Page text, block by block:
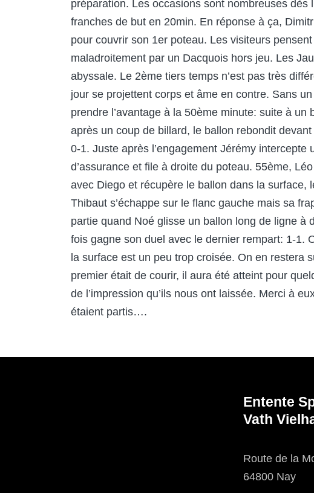
préparation. Les occasions sont nombreuses dès
franches de but en 20min. En réponse à ça,
pour couvrir son 1er poteau. Les visiteurs
maladroitement par un Dacquois hors jeu. Les
abyssale. Le 2ème tiers temps n’est pas très
jour se projettent corps et âme en contre. Sans
prendre l’avantage à la 50ème minute: suite à
après un coup de billard, le ballon rebondit
0-1. Juste après l’engagement Jérémy
d’assurance et file à droite du poteau. 55ème,
avec Diego et récupère le ballon dans la
Thibaut s’échappe sur le flanc gauche mais sa
partie quand Noé glisse un ballon long de ligne
fois gagne son duel avec le dernier rempart: 1-1.
la surface est un peu trop croisée. On en restera
premier était de courir, il aura été atteint pour
de l’impression qu’ils nous ont laissée. Merci à
étaient partis….
Entente
Vath
Route de la
64800 Nay